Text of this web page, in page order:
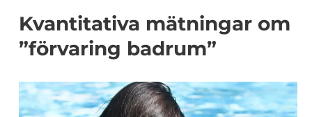
Kvantitativa mätningar om
”förvaring badrum”